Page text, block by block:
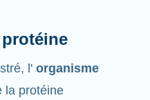
l'organisme
la protéine
de l'ARNm